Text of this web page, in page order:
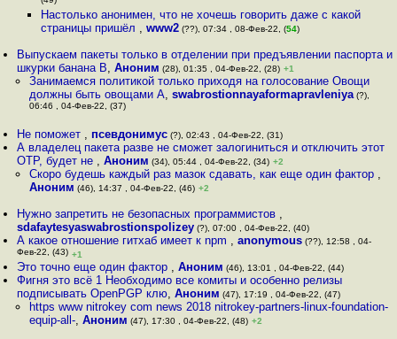
Настолько анонимен, что не хочешь говорить даже с какой
страницы пришёл , www2(??), 07:34 , 08-Фев-22, (54)
Выпускаем пакеты только в отделении при предъявлении паспорта и
шкурки банана В,Аноним (28), 01:35 , 04-Фев-22, (28) +1
Занимаемся политикой только приходя на голосование Овощи
должны быть овощами А, swabrostionnayaformapravleniya(?),
06:46 , 04-Фев-22, (37)
Не поможет , псевдонимус (?), 02:43 , 04-Фев-22, (31)
А владелец пакета разве не сможет залогиниться и отключить этот
OTP, будет не ,Аноним (34), 05:44 , 04-Фев-22, (34) +2
Скоро будешь каждый раз мазок сдавать, как еще один фактор ,
Аноним (46), 14:37 , 04-Фев-22, (46) +2
Нужно запретить не безопасных программистов ,
sdafaytesyaswabrostionspolizey (?), 07:00 , 04-Фев-22, (40)
А какое отношение гитхаб имеет к npm ,anonymous (??), 12:58 , 04-
Фев-22, (43) +1
Это точно еще один фактор ,Аноним (46), 13:01 , 04-Фев-22, (44)
Фигня это всё 1 Необходимо все комиты и особенно релизы
подписывать OpenPGP клю,Аноним (47), 17:19 , 04-Фев-22, (47)
https www nitrokey com news 2018 nitrokey-partners-linux-foundation-
equip-all-, Аноним (47), 17:30 , 04-Фев-22, (48) +2